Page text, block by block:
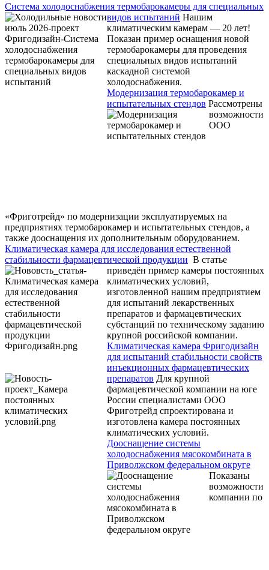
Система холодоснабжения термобарокамеры для специальных
видов испытаний Нашим
климатическим камерам — 20 лет!
Показан пример оснащения новой
термобарокамеры для проведения
специальных видов испытаний
каскадной системой
холодоснабжения.
Модернизация термобарокамер и
испытательных стендов Рассмотрены
возможности
ООО
«Фриготрейд» по модернизации эксплуатируемых на
предприятиях термобарокамер и испытательных стендов, а
также дооснащения их дополнительным оборудованием.
Климатическая камера для исследования естественной
стабильности фармацевтической продукции В статье
приведён пример камеры постоянных
климатических условий,
изготовленной нашим предприятием
для испытаний лекарственных
препаратов и фармацевтических
субстанций по техническому заданию
крупной российской компании.
Климатическая камера Фригодизайн
для испытаний стабильности свойств
инъекционных фармацевтических
препаратов Для крупной
фармацевтической компании на юге
России специалистами ООО
Фриготрейд спроектирована и
изготовлена камера постоянных
климатических условий.
Дооснащение системы
холодоснабжения мясокомбината в
Приволжском федеральном округе
Показаны
возможности
компании по